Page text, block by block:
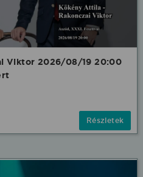
Viktor 2026/08/19 20:00
Részletek